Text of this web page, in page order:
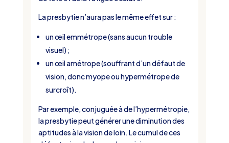
La presbytie n’aura pas le même effet sur :
un œil emmétrope (sans aucun trouble
visuel) ;
un œil amétrope (souffrant d’un défaut de
vision, donc myope ou hypermétrope de
surcroît).
Par exemple, conjuguée à de l’hypermétropie,
la presbytie peut générer une diminution des
aptitudes à la vision de loin. Le cumul de ces